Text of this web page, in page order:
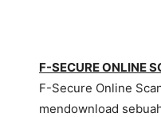
F-SECURE ONLINE
F-Secure Online
mendownload